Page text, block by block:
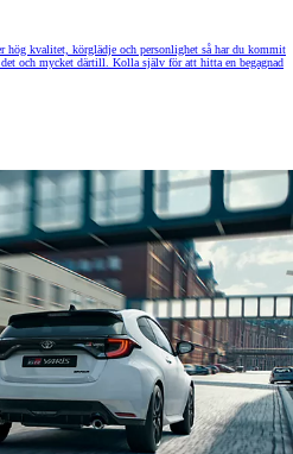
hög kvalitet, körglädje och personlighet så har du kommit
och mycket därtill. Kolla själv för att hitta en begagnad